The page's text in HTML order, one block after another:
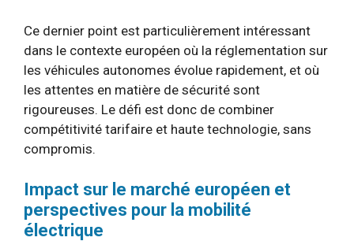
Ce dernier point est particulièrement intéressant
dans le contexte européen où la réglementation sur
les véhicules autonomes évolue rapidement, et où
les attentes en matière de sécurité sont
rigoureuses. Le défi est donc de combiner
compétitivité tarifaire et haute technologie, sans
compromis.
Impact sur le marché européen et
perspectives pour la mobilité
électrique